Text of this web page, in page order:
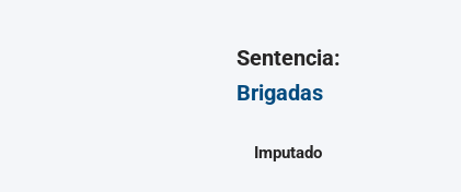
Sentencia:
Brigadas
Imputado